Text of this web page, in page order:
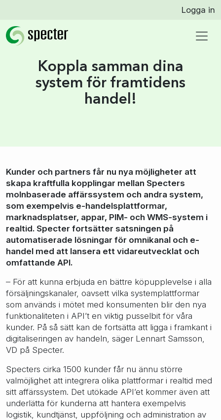
Logga in
Koppla samman dina
system för framtidens
handel!
Kunder och partners får nu nya möjligheter att
skapa kraftfulla kopplingar mellan Specters
molnbaserade affärssystem och andra system,
som exempelvis e-handelsplattformar,
marknadsplatser, appar, PIM- och WMS-system i
realtid. Specter fortsätter satsningen på
automatiserade lösningar för omnikanal och e-
handel med att lansera ett vidareutvecklat och
omfattande API.
– För att kunna erbjuda en bättre köpupplevelse i alla
försäljningskanaler, oavsett vilka systemplattformar
som används i mötet med konsumenten blir den nya
funktionaliteten i API’t en viktig pusselbit för våra
kunder. På så sätt kan de fortsätta att ligga i framkant i
digitaliseringen av handeln, säger Lennart Samsson,
VD på Specter.
Specters cirka 1500 kunder får nu ännu större
valmöjlighet att integrera olika plattformar i realtid med
sitt affärssystem. Det utökade API’et kommer även att
underlätta för kunderna att hantera exempelvis
logistik, kundtjänst, uppföljning och administration av